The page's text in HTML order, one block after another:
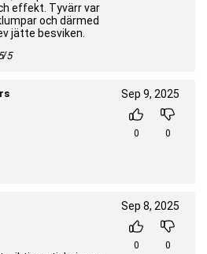
effekt. Tyvärr var
och därmed
jätte besviken.
5
Sep 9, 2025
0 0
Sep 8, 2025
0 0